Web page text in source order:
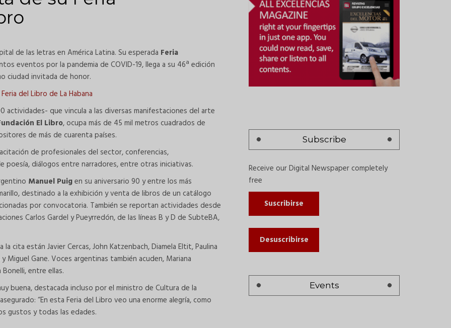
de las letras en América Latina. Su esperada Feria
eventos por la pandemia de COVID-19, llega a su 46ª edición
ciudad invitada de honor.
del Libro de La Habana
actividades- que vincula a las diversas manifestaciones del arte
El Libro, ocupa más de 45 mil metros cuadrados de
de más de cuarenta países.
de profesionales del sector, conferencias,
poesía, diálogos entre narradores, entre otras iniciativas.
Manuel Puigen su aniversario 90 y entre los más
destinado a la exhibición y venta de libros de un catálogo
por convocatoria. También se reportan actividades desde
Carlos Gardel y Pueyrredón, de las líneas B y D de SubteBA,
cita están Javier Cercas, John Katzenbach, Diamela Eltit, Paulina
Miguel Gane. Voces argentinas también acuden, Mariana
Bonelli, entre ellas.
buena, destacada incluso por el ministro de Cultura de la
“En esta Feria del Libro veo una enorme alegría, como
gustos y todas las edades.
Subscribe
Receive our Digital Newspaper completely
free
Suscribirse
Desuscribirse
Events